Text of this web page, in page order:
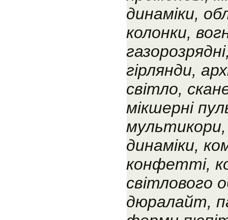
динаміки,
колонки,
гірлянди,
світло,
мікшерні
мультикори,
динаміки,
конфетті,
світлового
дюралайт,